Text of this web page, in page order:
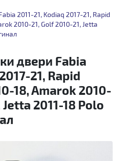
2011-21, Kodiaq 2017-21, Rapid
2010-21, Golf 2010-21, Jetta
двери Fabia
21, Rapid
18, Amarok 2010-
2011-18 Polo